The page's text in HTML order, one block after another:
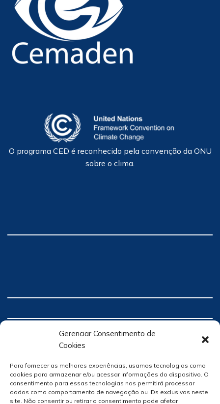
Gerenciar Consentimento de
Cookies
Para fornecer as melhores experiências, usamos tecnologias como
cookies para armazenar e/ou acessar informações do dispositivo. O
consentimento para essas tecnologias nos permitirá processar
dados como comportamento de navegação ou IDs exclusivos neste
site. Não consentir ou retirar o consentimento pode afetar
O programa CED é reconhecido pela convenção da ONU
sobre o clima.